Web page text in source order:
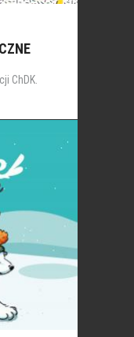
ChDK.